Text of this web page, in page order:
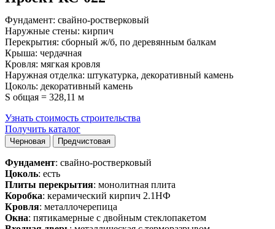
Фундамент: свайно-ростверковый
Наружные стены: кирпич
Перекрытия: сборный ж/б, по деревянным балкам
Крыша: чердачная
Кровля: мягкая кровля
Наружная отделка: штукатурка, декоративный камень
Цоколь: декоративный камень
S общая = 328,11 м
Узнать стоимость строительства
Получить каталог
Черновая Предчистовая
Фундамент: свайно-ростверковый
Цоколь: есть
Плиты перекрытия: монолитная плита
Коробка: керамический кирпич 2.1НФ
Кровля: металлочерепица
Окна: пятикамерные с двойным стеклопакетом